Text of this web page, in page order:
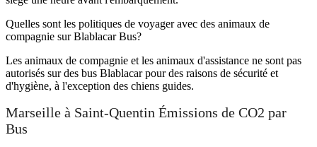
Quelles sont les politiques de voyager avec des animaux de
compagnie sur Blablacar Bus?
Les animaux de compagnie et les animaux d'assistance ne sont pas
autorisés sur des bus Blablacar pour des raisons de sécurité et
d'hygiène, à l'exception des chiens guides.
Marseille à Saint-Quentin Émissions de CO2 par
Bus